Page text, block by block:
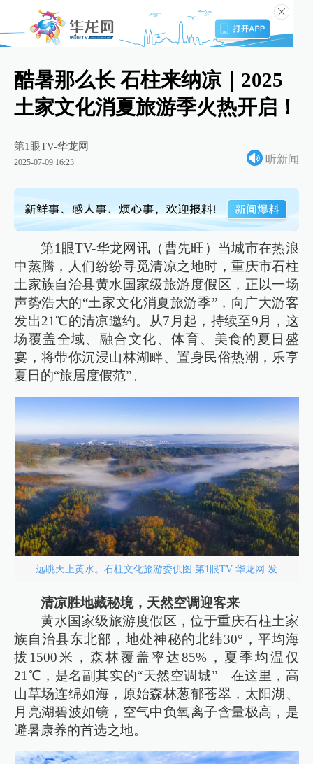
酷暑那么长 石柱来纳凉｜2025
土家文化消夏旅游季火热开启！
第1眼TV-华龙网
2025-07-09 16:23 听新闻
第1眼TV-华龙网讯（曹先旺）当城市在热浪
中蒸腾，人们纷纷寻觅清凉之地时，重庆市石柱
土家族自治县黄水国家级旅游度假区，正以一场
声势浩大的“土家文化消夏旅游季”，向广大游客
发出21℃的清凉邀约。从7月起，持续至9月，这
场覆盖全域、融合文化、体育、美食的夏日盛
宴，将带你沉浸山林湖畔、置身民俗热潮，乐享
夏日的“旅居度假范”。
远眺天上黄水。石柱文化旅游委供图 第1眼TV-华龙网 发
清凉胜地藏秘境，天然空调迎客来
黄水国家级旅游度假区，位于重庆石柱土家
族自治县东北部，地处神秘的北纬30°，平均海
拔1500米，森林覆盖率达85%，夏季均温仅
21℃，是名副其实的“天然空调城”。在这里，高
山草场连绵如海，原始森林葱郁苍翠，太阳湖、
月亮湖碧波如镜，空气中负氧离子含量极高，是
避暑康养的首选之地。